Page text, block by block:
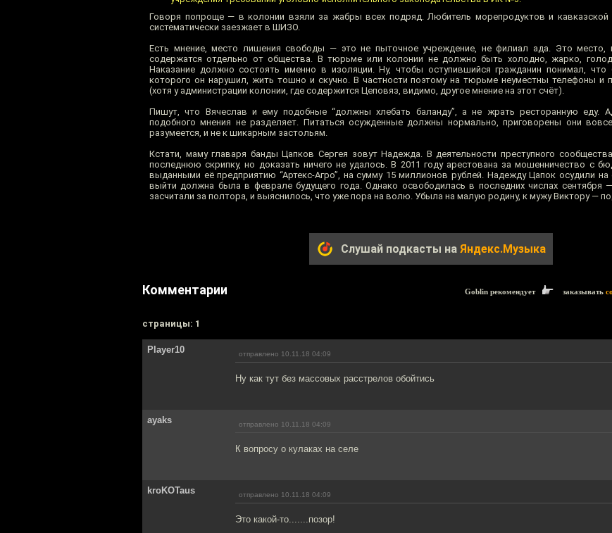
Говоря попроще — в колонии взяли за жабры всех подряд. Любитель морепродуктов и кавказской
систематически заезжает в ШИЗО.
Есть мнение, место лишения свободы — это не пыточное учреждение, не филиал ада. Это место,
содержатся отдельно от общества. В тюрьме или колонии не должно быть холодно, жарко,
Наказание должно состоять именно в изоляции. Ну, чтобы оступившийся гражданин понимал, что
которого он нарушил, жить тошно и скучно. В частности поэтому на тюрьме неуместны телефоны и
(хотя у администрации колонии, где содержится Цеповяз, видимо, другое мнение на этот счёт).
Пишут, что Вячеслав и ему подобные “должны хлебать баланду”, а не жрать ресторанную еду.
подобного мнения не разделяет. Питаться осужденные должны нормально, приговорены они
разумеется, и не к шикарным застольям.
Кстати, маму главаря банды Цапков Сергея зовут Надежда. В деятельности преступного
последнюю скрипку, но доказать ничего не удалось. В 2011 году арестована за мошенничество с
выданными её предприятию “Артекс-Агро”, на сумму 15 миллионов рублей. Надежду Цапок осудили
выйти должна была в феврале будущего года. Однако освободилась в последних числах
засчитали за полтора, и выяснилось, что уже пора на волю. Убыла на малую родину, к мужу Виктору —
Слушай подкасты на Яндекс.Музыка
Комментарии Goblin рекомендует заказывать
cтраницы: 1
Player10 отправлено 10.11.18 04:09
Ну как тут без массовых расстрелов обойтись
ayaks отправлено 10.11.18 04:09
К вопросу о кулаках на селе
kroKOTaus отправлено 10.11.18 04:09
Это какой-то.......позор!